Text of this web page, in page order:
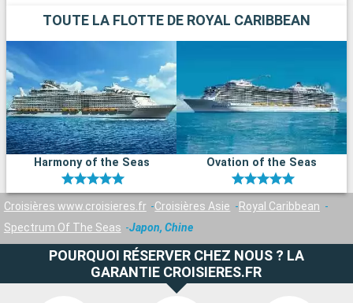
TOUTE LA FLOTTE DE ROYAL CARIBBEAN
Harmony of the Seas Ovation of the Seas
Croisières www.croisieres.fr Croisières Asie
Royal Caribbean
Spectrum Of The Seas
Japon, Chine
POURQUOI RÉSERVER CHEZ NOUS ? LA
GARANTIE CROISIERES.FR